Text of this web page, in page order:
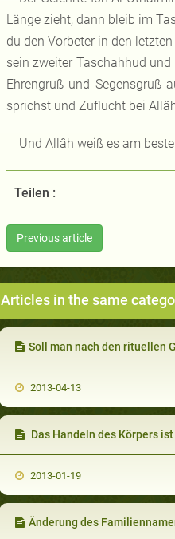
Länge zieht, dann bleib im
du den Vorbeter in den
sein zweiter Taschahhud
Ehrengruß und Segensgruß
sprichst und Zuflucht bei
Und Allâh weiß es am
Teilen :
Previous article
Articles in the same
Soll man nach den rituellen
2013-04-13
Das Handeln des Körpers ist eine Säule
2013-01-19
Änderung des